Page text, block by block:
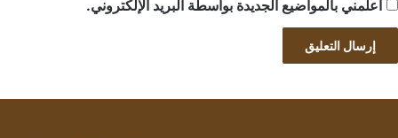
أعلمني بالمواضيع الجديدة بواسطة البريد الإلكتروني.